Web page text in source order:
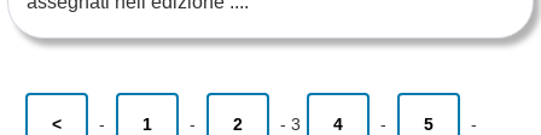
< - 1 - 2 - 3 4 - 5 -